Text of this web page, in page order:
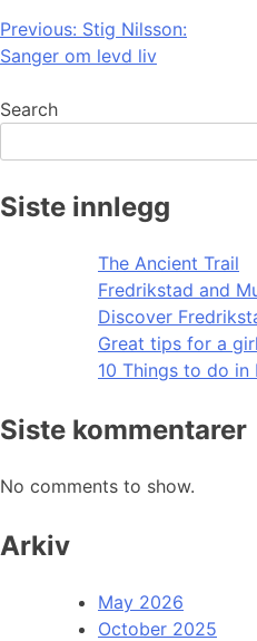
Post
navigation
Previous: Stig Nilsson:
Sanger om levd liv
Search
Siste innlegg
The Ancient Trail
Fredrikstad and
Discover
Great tips for a
10 Things to do
Siste kommentarer
No comments to show.
Arkiv
May 2026
October 2025